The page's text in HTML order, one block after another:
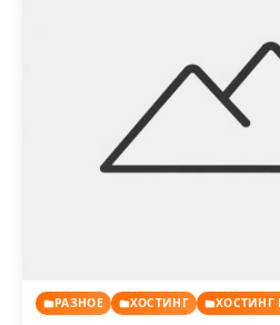
РАЗНОЕ ХОСТИНГ ХОСТИНГ